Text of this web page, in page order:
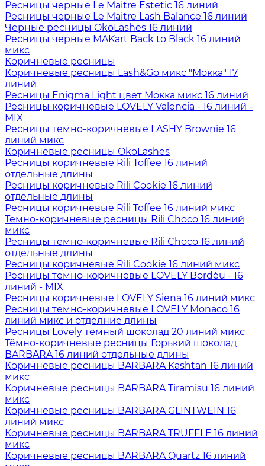
Ресницы черные Le Maitre Estetic 16 линий
Ресницы черные Le Maitre Lash Balance 16 линий
Черные ресницы OkoLashes 16 линий
Ресницы черные MAKart Back to Black 16 линий
микс
Коричневые ресницы
Коричневые ресницы Lash&Go микс "Мокка" 17
линий
Ресницы Enigma Light цвет Мокка микс 16 линий
Ресницы коричневые LOVELY Valencia - 16 линий -
MIX
Ресницы темно-коричневые LASHY Brownie 16
линий микс
Коричневые ресницы OkoLashes
Ресницы коричневые Rili Toffee 16 линий
отдельные длины
Ресницы коричневые Rili Cookie 16 линий
отдельные длины
Ресницы коричневые Rili Toffee 16 линий микс
Темно-коричневые ресницы Rili Choco 16 линий
микс
Ресницы темно-коричневые Rili Choco 16 линий
отдельные длины
Ресницы коричневые Rili Cookie 16 линий микс
Ресницы темно-коричневые LOVELY Bordèu - 16
линий - MIX
Ресницы коричневые LOVELY Siena 16 линий микс
Ресницы темно-коричневые LOVELY Monaco 16
линий микс и отделние длины
Ресницы Lovely темный шоколад 20 линий микс
Тёмно-коричневые ресницы Горький шоколад
BARBARA 16 линий отдельные длины
Коричневые ресницы BARBARA Kashtan 16 линий
микс
Коричневые ресницы BARBARA Tiramisu 16 линий
микс
Коричневые ресницы BARBARA GLINTWEIN 16
линий микс
Коричневые ресницы BARBARA TRUFFLE 16 линий
микс
Коричневые ресницы BARBARA Quartz 16 линий